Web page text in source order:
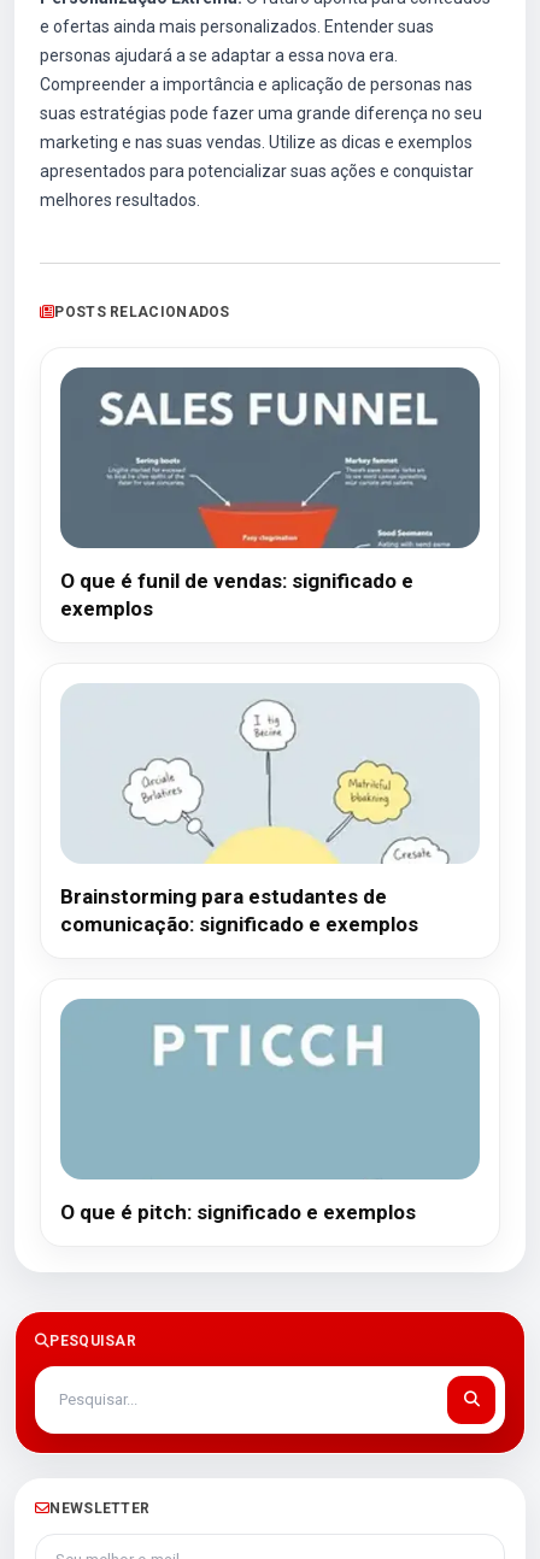
e ofertas ainda mais personalizados. Entender suas
personas ajudará a se adaptar a essa nova era.
Compreender a importância e aplicação de personas nas
suas estratégias pode fazer uma grande diferença no seu
marketing e nas suas vendas. Utilize as dicas e exemplos
apresentados para potencializar suas ações e conquistar
melhores resultados.
POSTS RELACIONADOS
O que é funil de vendas: significado e
exemplos
Brainstorming para estudantes de
comunicação: significado e exemplos
O que é pitch: significado e exemplos
PESQUISAR
NEWSLETTER
Seu melhor e-mail